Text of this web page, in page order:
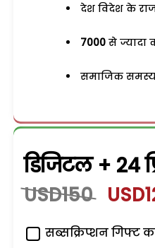
देश विदेश के
7000 से ज्यादा
समाजिक
डिजिटल + 24
USD150
सब्सक्रिप्शन गिफ्ट